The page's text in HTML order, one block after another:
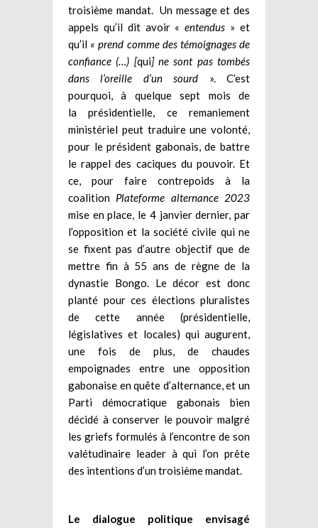
troisième mandat. Un message et des
appels qu’il dit avoir «entendus » et
qu’il « prend comme des témoignages de
confiance (…) [qui] ne sont pas tombés
dans l’oreille d’un sourd ». C’est
pourquoi, à quelque sept mois de
la présidentielle, ce remaniement
ministériel peut traduire une volonté,
pour le président gabonais, de battre
le rappel des caciques du pouvoir. Et
ce, pour faire contrepoids à la
coalition Plateforme alternance 2023
mise en place, le 4 janvier dernier, par
l’opposition et la société civile qui ne
se fixent pas d’autre objectif que de
mettre fin à 55 ans de règne de la
dynastie Bongo. Le décor est donc
planté pour ces élections pluralistes
de cette année (présidentielle,
législatives et locales) qui augurent,
une fois de plus, de chaudes
empoignades entre une opposition
gabonaise en quête d’alternance, et un
Parti démocratique gabonais bien
décidé à conserver le pouvoir malgré
les griefs formulés à l’encontre de son
valétudinaire leader à qui l’on prête
des intentions d’un troisième mandat.
Le dialogue politique envisagé